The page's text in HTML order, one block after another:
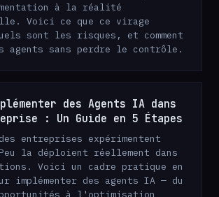
à la réalité
Voici ce que ce virage
sont les risques, et comment
agents sans perdre le contrôle.
des Agents IA dans
: Un Guide en 5 Étapes
entreprises expérimentent
la déploient réellement dans
Voici un cadre pratique en
implémenter des agents IA — du
à l'optimisation